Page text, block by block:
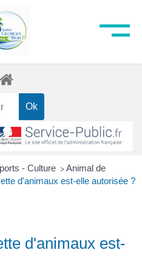
- Culture > Animal de
d'animaux est-elle autorisée ?
d'animaux est-